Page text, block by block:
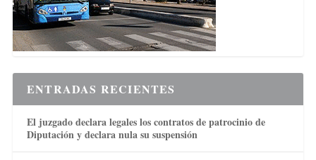
ENTRADAS RECIENTES
El juzgado declara legales los contratos de patrocinio de
Diputación y declara nula su suspensión